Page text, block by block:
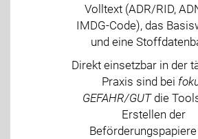
Volltext (ADR/RID,
IMDG-Code), das
und eine
Direkt einsetzbar in der
Praxis sind bei
GEFAHR/GUTdie
Erstellen der